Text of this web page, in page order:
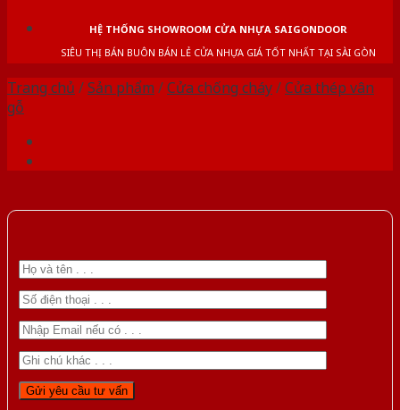
HỆ THỐNG SHOWROOM CỬA NHỰA SAIGONDOOR
SIÊU THỊ BÁN BUÔN BÁN LẺ CỬA NHỰA GIÁ TỐT NHẤT TẠI SÀI GÒN
Trang chủ /Sản phẩm /Cửa chống cháy/Cửa thép vân
gỗ